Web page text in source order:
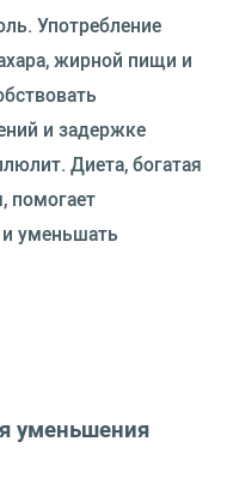
Употребление
жирной пищи и
и задержке
Диета, богатая
помогает
уменьшать
уменьшения